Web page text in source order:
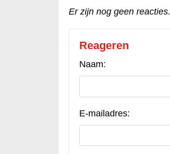
Er zijn nog geen reacties.
Reageren
Naam:
E-mailadres: